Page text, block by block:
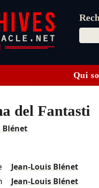
Qui
del Fantasti
Blénet
Jean-Louis Blénet
Jean-Louis Blénet